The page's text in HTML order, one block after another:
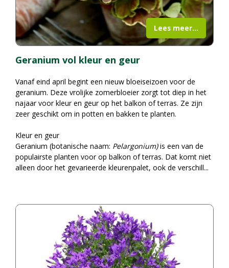
Geranium vol kleur en geur
Vanaf eind april begint een nieuw bloeiseizoen voor de
geranium. Deze vrolijke zomerbloeier zorgt tot diep in het
najaar voor kleur en geur op het balkon of terras. Ze zijn
zeer geschikt om in potten en bakken te planten.
Kleur en geur
Geranium (botanische naam: Pelargonium)is een van de
populairste planten voor op balkon of terras. Dat komt niet
alleen door het gevarieerde kleurenpalet, ook de verschill...
Lees meer...